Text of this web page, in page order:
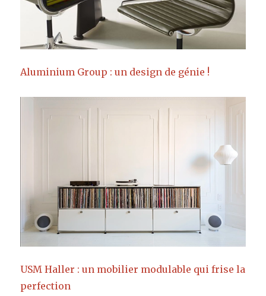
Aluminium Group : un design de génie !
USM Haller : un mobilier modulable qui frise la
perfection